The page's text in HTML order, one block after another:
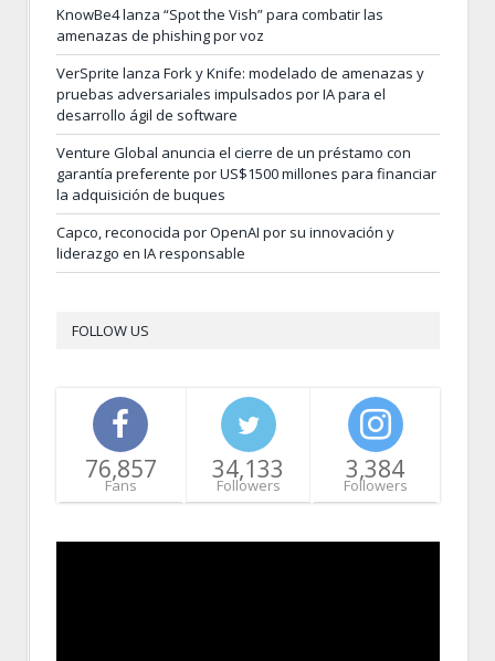
KnowBe4 lanza “Spot the Vish” para combatir las
amenazas de phishing por voz
VerSprite lanza Fork y Knife: modelado de amenazas y
pruebas adversariales impulsados por IA para el
desarrollo ágil de software
Venture Global anuncia el cierre de un préstamo con
garantía preferente por US$1500 millones para financiar
la adquisición de buques
Capco, reconocida por OpenAI por su innovación y
liderazgo en IA responsable
FOLLOW US
76,857
Fans
34,133
Followers
3,384
Followers